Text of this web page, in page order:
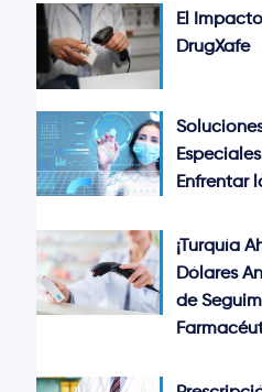
El
DrugXafe
Enfrentar
¡Turquía
Dólares
de